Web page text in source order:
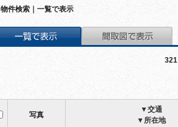
物件検索｜一覧で表示
321
写真
▼交通
▼所在地